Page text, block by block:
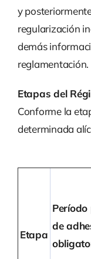
y
regularización
demás
reglamentación.
Etapas del
Conforme la
determinada
Etapa
de